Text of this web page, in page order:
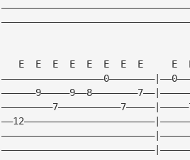
E  E  E  E  E  E  E  E     E